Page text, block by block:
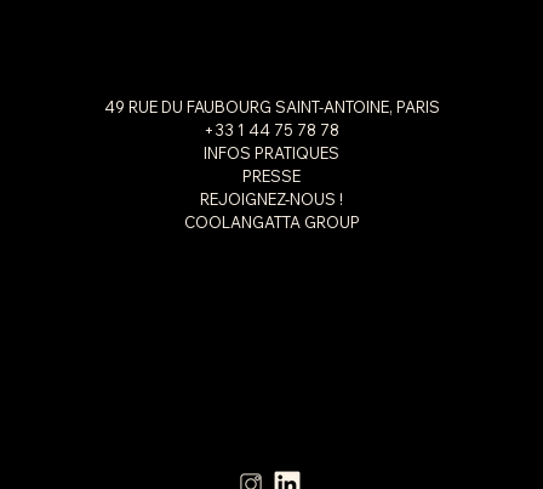
49 RUE DU FAUBOURG SAINT-ANTOINE, PARIS
+33 1 44 75 78 78
INFOS PRATIQUES
PRESSE
REJOIGNEZ-NOUS !
COOLANGATTA GROUP